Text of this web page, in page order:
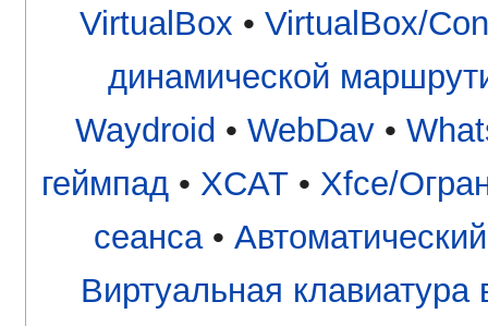
VirtualBox • VirtualBox/
динамической
Waydroid • WebDav •
геймпад• XCAT• Xfce/
сеанса•
Виртуальная клавиатура